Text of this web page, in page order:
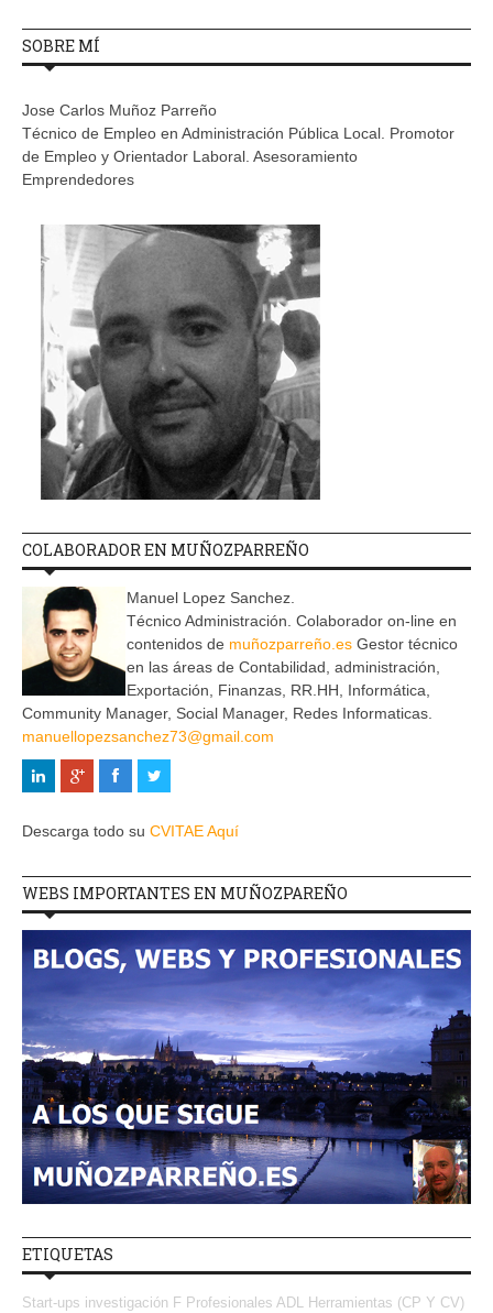
SOBRE MÍ
Jose Carlos Muñoz Parreño
Técnico de Empleo en Administración Pública Local. Promotor
de Empleo y Orientador Laboral. Asesoramiento
Emprendedores
COLABORADOR EN MUÑOZPARREÑO
Manuel Lopez Sanchez.
Técnico Administración. Colaborador on-line en
contenidos de muñozparreño.es Gestor técnico
en las áreas de Contabilidad, administración,
Exportación, Finanzas, RR.HH, Informática,
Community Manager, Social Manager, Redes Informaticas.
manuellopezsanchez73@gmail.com
Descarga todo su CVITAE Aquí
WEBS IMPORTANTES EN MUÑOZPAREÑO
ETIQUETAS
Start-ups investigación F Profesionales ADL Herramientas (CP Y CV)